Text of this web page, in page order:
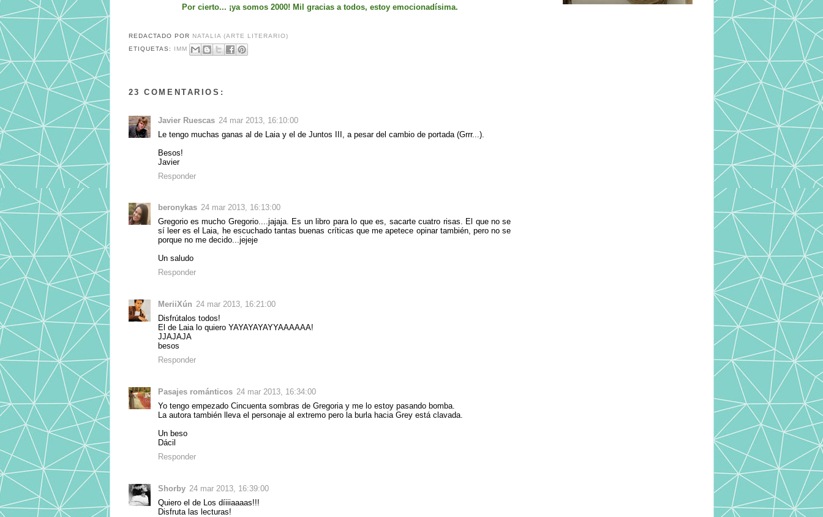
Por cierto... ¡ya somos 2000! Mil gracias a todos, estoy emocionadísima.
REDACTADO POR NATALIA (ARTE LITERARIO)
ETIQUETAS:
IMM
23 COMENTARIOS:
Javier Ruescas 24 mar 2013, 16:10:00
Le tengo muchas ganas al de Laia y el de Juntos III, a pesar del cambio de portada (Grrr...).
Besos!
Javier
Responder
beronykas 24 mar 2013, 16:13:00
Gregorio es mucho Gregorio....jajaja. Es un libro para lo que es, sacarte cuatro risas. El que no se
sí leer es el Laia, he escuchado tantas buenas críticas que me apetece opinar también, pero no se
porque no me decido...jejeje
Un saludo
Responder
MeriiXún 24 mar 2013, 16:21:00
Disfrútalos todos!
El de Laia lo quiero YAYAYAYAYYAAAAAA!
JJAJAJA
besos
Responder
Pasajes románticos 24 mar 2013, 16:34:00
Yo tengo empezado Cincuenta sombras de Gregoria y me lo estoy pasando bomba.
La autora también lleva el personaje al extremo pero la burla hacia Grey está clavada.
Un beso
Dácil
Responder
Shorby 24 mar 2013, 16:39:00
Quiero el de Los díiiiaaaas!!!
Disfruta las lecturas!